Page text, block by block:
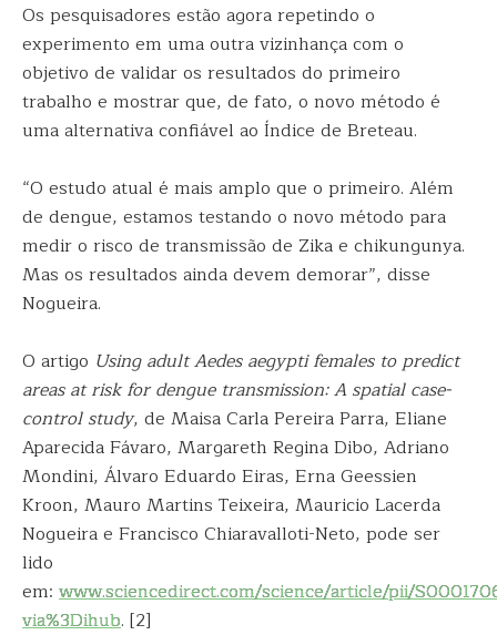
Os pesquisadores estão agora repetindo o
experimento em uma outra vizinhança com o
objetivo de validar os resultados do primeiro
trabalho e mostrar que, de fato, o novo método é
uma alternativa confiável ao Índice de Breteau.
“O estudo atual é mais amplo que o primeiro. Além
de dengue, estamos testando o novo método para
medir o risco de transmissão de Zika e chikungunya.
Mas os resultados ainda devem demorar”, disse
Nogueira.
O artigo Using adult Aedes aegypti females to predict
areas at risk for dengue transmission: A spatial case-
control study, de Maisa Carla Pereira Parra, Eliane
Aparecida Fávaro, Margareth Regina Dibo, Adriano
Mondini, Álvaro Eduardo Eiras, Erna Geessien
Kroon, Mauro Martins Teixeira, Mauricio Lacerda
Nogueira e Francisco Chiaravalloti-Neto, pode ser
lido
em: www.sciencedirect.com/science/article/pii/
via%3Dihub. [2]